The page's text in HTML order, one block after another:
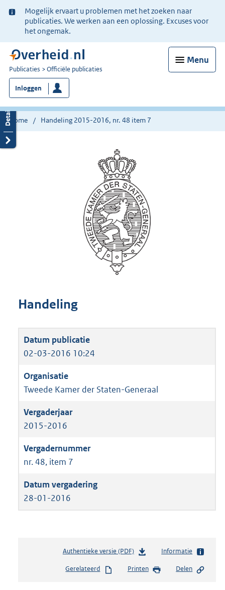
Ter
informatie:
Mogelijk ervaart u problemen met het zoeken naar
publicaties. We werken aan een oplossing. Excuses voor
het ongemak.
Menu
U
bent
nu
hier:
Publicaties Officiële publicaties
Inloggen
Home Handeling 2015-2016, nr. 48 item 7
Handeling
02-03-2016 10:24
Tweede Kamer der Staten-Generaal
2015-2016
nr. 48, item 7
28-01-2016
Authentieke versie (PDF)b
s
Informatie
Gerelateerd Printen Delen